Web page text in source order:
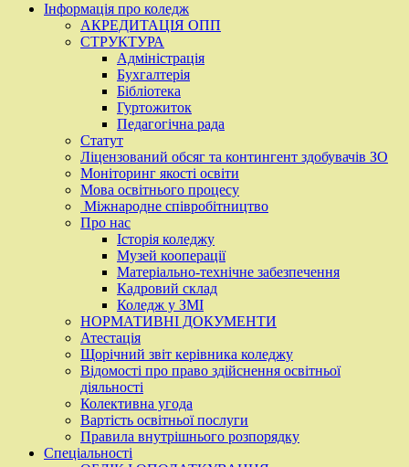
Інформація про коледж
АКРЕДИТАЦІЯ ОПП
СТРУКТУРА
Адміністрація
Бухгалтерія
Бібліотека
Гуртожиток
Педагогічна рада
Статут
Ліцензований обсяг та контингент здобувачів ЗО
Моніторинг якості освіти
Мова освітнього процесу
Міжнародне співробітництво
Про нас
Історія коледжу
Музей кооперації
Матеріально-технічне забезпечення
Кадровий склад
Коледж у ЗМІ
НОРМАТИВНІ ДОКУМЕНТИ
Атестація
Щорічний звіт керівника коледжу
Відомості про право здійснення освітньої
діяльності
Колективна угода
Вартість освітньої послуги
Правила внутрішнього розпорядку
Спеціальності